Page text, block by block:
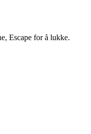
Escape for å lukke.